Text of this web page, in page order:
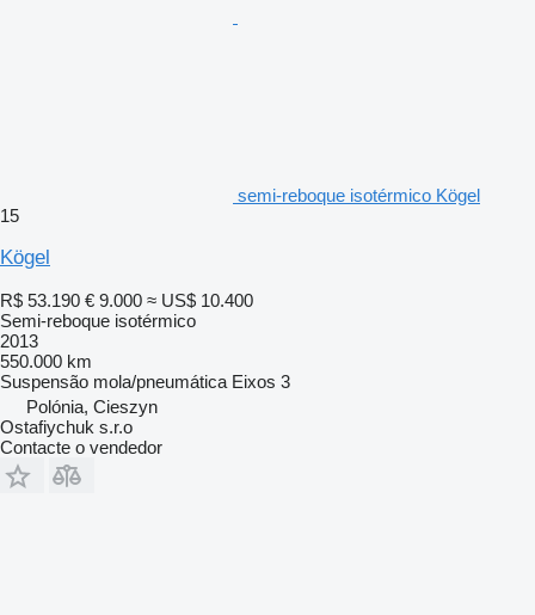
semi-reboque isotérmico Kögel
15
Kögel
R$ 53.190 € 9.000 ≈ US$ 10.400
Semi-reboque isotérmico
2013
550.000 km
Suspensão mola/pneumática Eixos 3
Polónia, Cieszyn
Ostafiychuk s.r.o
Contacte o vendedor